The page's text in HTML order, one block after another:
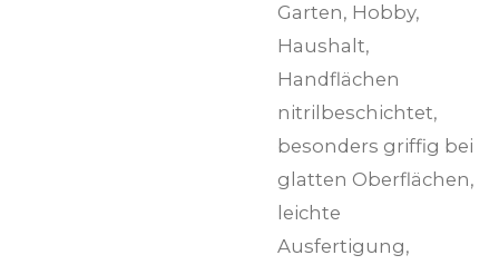
Garten, Hobby,
Haushalt,
Handflächen
nitrilbeschichtet,
besonders griffig bei
glatten Oberflächen,
leichte
Ausfertigung,